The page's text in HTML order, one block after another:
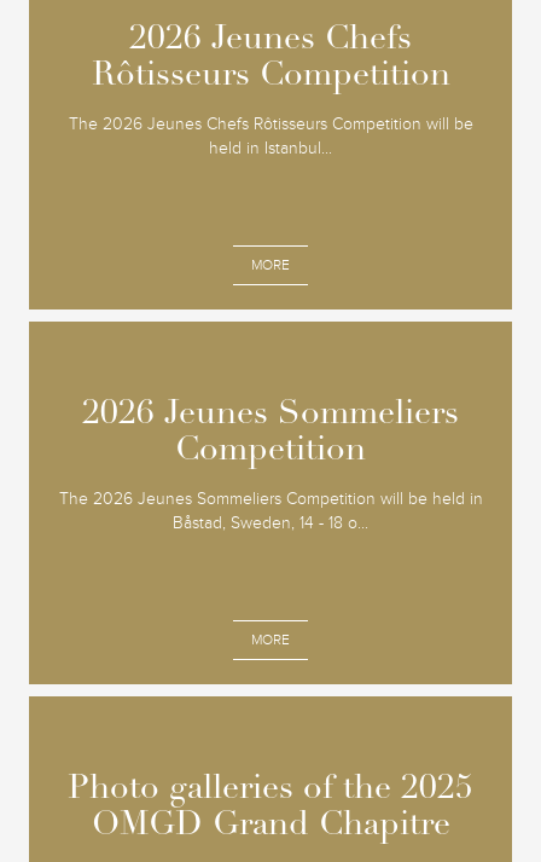
2026 Jeunes Chefs
Rôtisseurs Competition
The 2026 Jeunes Chefs Rôtisseurs Competition will be
held in Istanbul...
MORE
2026 Jeunes Chefs
Rôtisseurs Competition
2026 Jeunes Sommeliers
Competition
The 2026 Jeunes Sommeliers Competition will be held in
Båstad, Sweden, 14 - 18 o...
MORE
2026 Jeunes Sommeliers
Competition
Photo galleries of the 2025
OMGD Grand Chapitre
Photo galleries of the 2025
OMGD Grand Chapitre